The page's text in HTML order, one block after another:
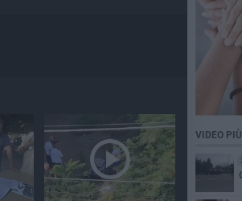
VIDEO